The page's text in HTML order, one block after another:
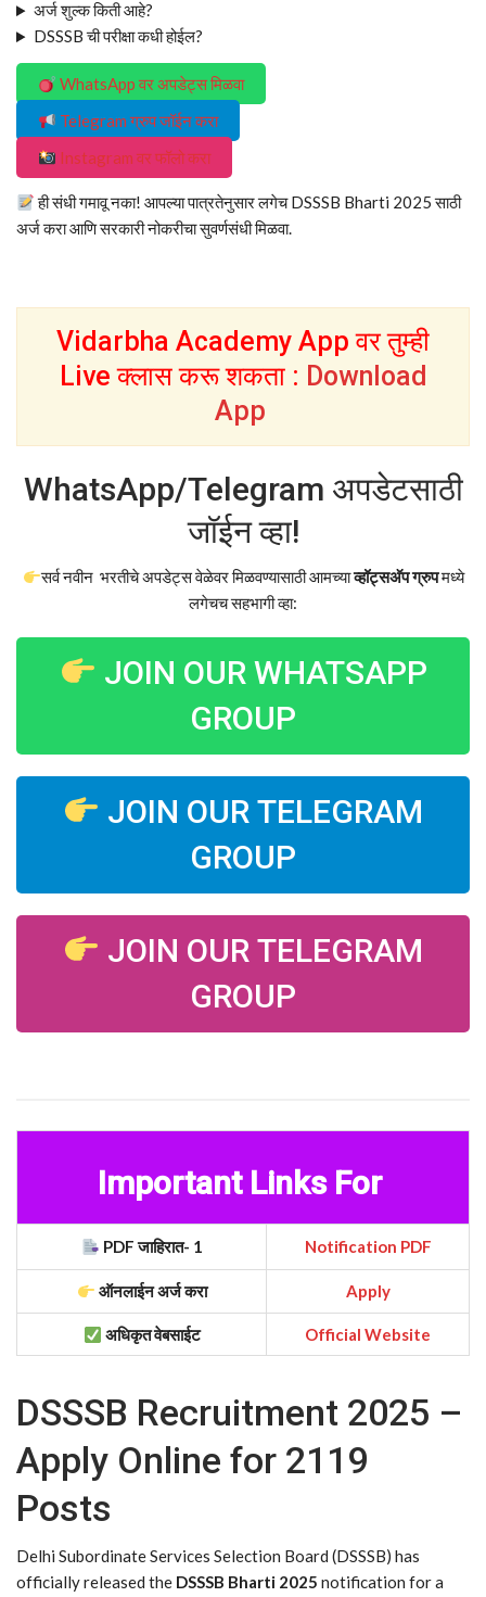
अर्ज शुल्क किती आहे?
DSSSB ची परीक्षा कधी होईल?
WhatsApp वर अपडेट्स मिळवा
Telegram ग्रुप जॉईन करा
Instagram वर फॉलो करा
ही संधी गमावू नका! आपल्या पात्रतेनुसार लगेच DSSSB Bharti 2025 साठी
अर्ज करा आणि सरकारी नोकरीचा सुवर्णसंधी मिळवा.
Vidarbha Academy App वर तुम्ही
Live क्लास करू शकता : Download
App
WhatsApp/Telegram अपडेटसाठी
जॉईन व्हा!
सर्व नवीन भरतीचे अपडेट्स वेळेवर मिळवण्यासाठी आमच्याव्हॉट्सअ‍ॅप ग्रुपमध्ये
लगेचच सहभागी व्हा:
JOIN OUR WHATSAPP
GROUP
JOIN OUR TELEGRAM
GROUP
JOIN OUR TELEGRAM
GROUP
Important Links For
PDF जाहिरात- 1 Notification PDF
ऑनलाईन अर्ज करा Apply
अधिकृत वेबसाईट Official Website
DSSSB Recruitment 2025 –
Apply Online for 2119
Posts
Delhi Subordinate Services Selection Board (DSSSB) has
officially released the DSSSB Bharti 2025 notification for a